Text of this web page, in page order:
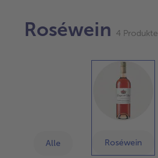
Roséwein 4 Produkte
Alle Roséwein